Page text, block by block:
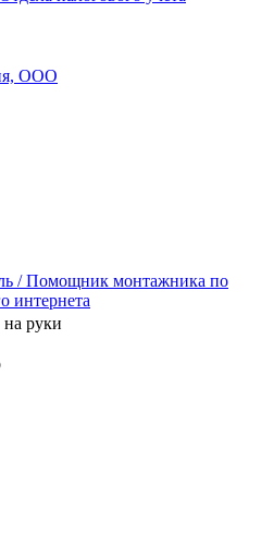
OOO
/ Помощник монтажника по
интернета
на руки